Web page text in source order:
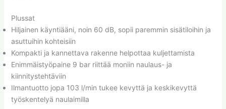
Plussat
Hiljainen käyntiääni, noin 60 dB, sopii paremmin sisätiloihin ja
asuttuihin kohteisiin
Kompakti ja kannettava rakenne helpottaa kuljettamista
Enimmäistyöpaine 9 bar riittää moniin naulaus- ja
kiinnitystehtäviin
Ilmantuotto jopa 103 l/min tukee kevyttä ja keskikevyttä
työskentelyä naulaimilla